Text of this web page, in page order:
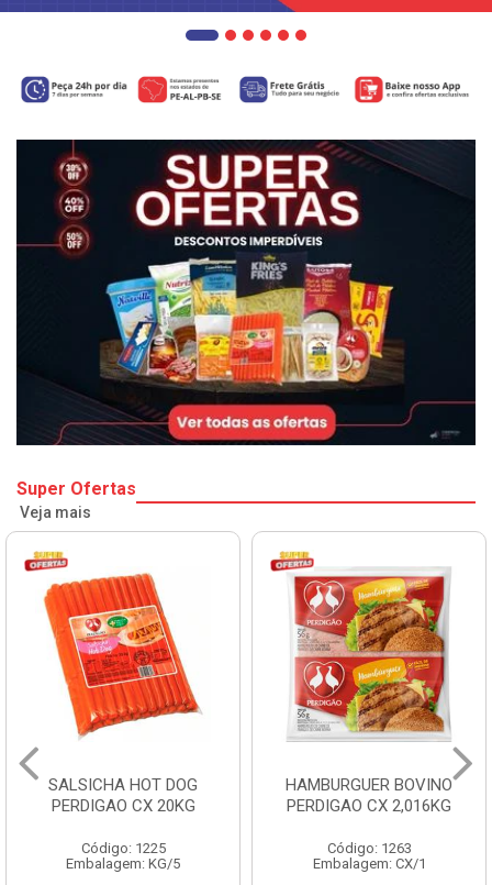
Super Ofertas
Veja mais
SALSICHA HOT DOG
PERDIGAO CX 20KG
Código: 1225
Embalagem: KG/5
HAMBURGUER BOVINO
PERDIGAO CX 2,016KG
Código: 1263
Embalagem: CX/1